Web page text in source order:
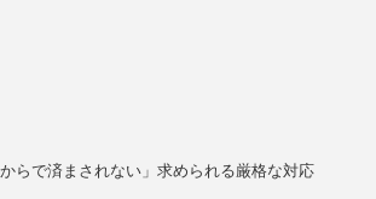
らで済まされない」求められる厳格な対応